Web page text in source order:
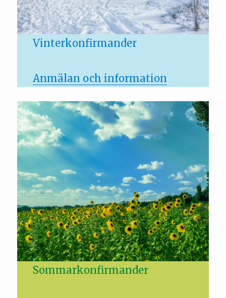
Vinterkonfirmander
Anmälan och information
Sommarkonfirmander